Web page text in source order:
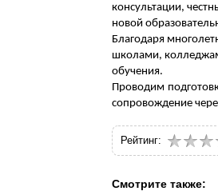
консультации,
новой
Благодаря
школами,
обучения.
Проводим
сопровождение
Рейтинг:
Смотрите также: